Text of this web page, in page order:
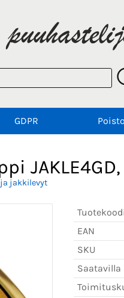
GDPR
jakkilevyt
Tuotekoodi
EAN
SKU
Saatavilla